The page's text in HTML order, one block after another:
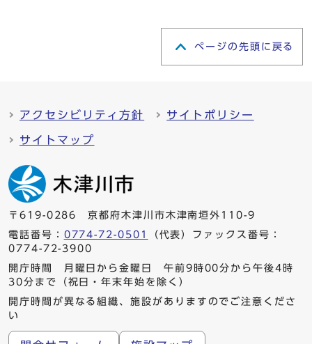
ページの先頭に戻る
アクセシビリティ方針 サイトポリシー
サイトマップ
〒619-0286 京都府木津川市木津南垣外110-9
電話番号： 0774-72-0501
（代表）ファックス番号：
0774-72-3900
開庁時間 月曜日から金曜日 午前9時00分から午後4時
30分まで（祝日・年末年始を除く）
開庁時間が異なる組織、施設がありますのでご注意くださ
い